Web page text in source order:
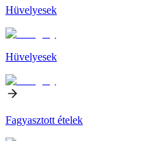
Hüvelyesek
Hüvelyesek
Fagyasztott ételek